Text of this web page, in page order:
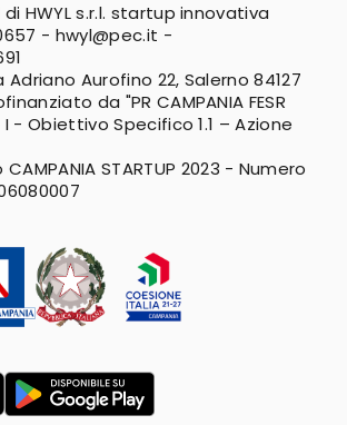
HWYL s.r.l. startup innovativa
- hwyl@pec.it -
Aurofino 22, Salerno 84127
da "PR CAMPANIA FESR
I - Obiettivo Specifico 1.1 – Azione
STARTUP 2023 - Numero